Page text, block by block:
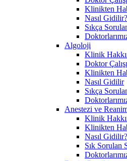
Klinikten
Nasıl Gidilir?
Sıkça
Algoloji
Klinik
Doktor
Klinikten
Nasıl Gidilir
Sıkça
Anestezi ve
Klinik
Klinikten
Nasıl Gidilir?
Sık Sorulan